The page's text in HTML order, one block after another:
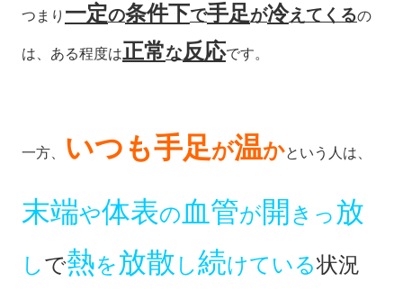
つまり 一定の条件下で手足が冷えてくるの
は、ある程度は正常な反応です。
一方、 いつも手足が温かという人は、
末端や体表の 血管が開 きっ放
し で熱を放散 し続けている状況